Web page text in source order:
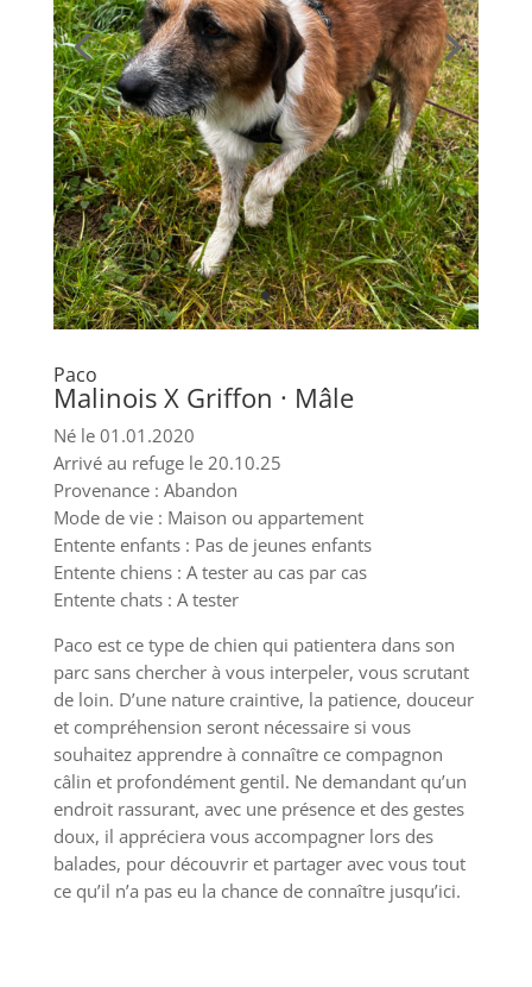
Paco
Malinois X Griffon · Mâle
Né le 01.01.2020
Arrivé au refuge le 20.10.25
Provenance : Abandon
Mode de vie : Maison ou appartement
Entente enfants : Pas de jeunes enfants
Entente chiens : A tester au cas par cas
Entente chats : A tester
Paco est ce type de chien qui patientera dans son
parc sans chercher à vous interpeler, vous scrutant
de loin. D’une nature craintive, la patience, douceur
et compréhension seront nécessaire si vous
souhaitez apprendre à connaître ce compagnon
câlin et profondément gentil. Ne demandant qu’un
endroit rassurant, avec une présence et des gestes
doux, il appréciera vous accompagner lors des
balades, pour découvrir et partager avec vous tout
ce qu’il n’a pas eu la chance de connaître jusqu’ici.